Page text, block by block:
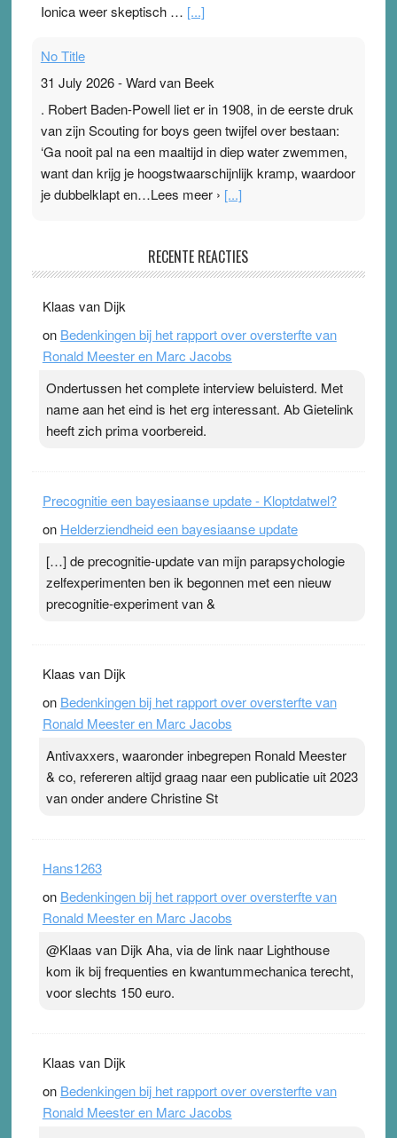
Ionica weer skeptisch … [...]
No Title
31 July 2026-Ward van Beek
. Robert Baden-Powell liet er in 1908, in de eerste druk
van zijn Scouting for boys geen twijfel over bestaan:
‘Ga nooit pal na een maaltijd in diep water zwemmen,
want dan krijg je hoogstwaarschijnlijk kramp, waardoor
je dubbelklapt en…Lees meer › [...]
Ward van Beek
topsporters. Ze hopen ermee hun hartslag te verlagen
terwijl ze meer zuurstof opnemen. Daarop heeft zo’n
pleister geen effect. Maar het gevoel ‘makkelijker te
Pleisterplakkers in de topspsort ›[...]
RECENTE REACTIES
Klaas van Dijk
on Bedenkingen bij het rapport over oversterfte van
Ronald Meester en Marc Jacobs
Ondertussen het complete interview beluisterd. Met
name aan het eind is het erg interessant. Ab Gietelink
heeft zich prima voorbereid.
Precognitie een bayesiaanse update - Kloptdatwel?
on Helderziendheid een bayesiaanse update
[…] de precognitie-update van mijn parapsychologie
zelfexperimenten ben ik begonnen met een nieuw
precognitie-experiment van &
Klaas van Dijk
on Bedenkingen bij het rapport over oversterfte van
Ronald Meester en Marc Jacobs
Antivaxxers, waaronder inbegrepen Ronald Meester
& co, refereren altijd graag naar een publicatie uit 2023
van onder andere Christine St
Hans1263
on Bedenkingen bij het rapport over oversterfte van
Ronald Meester en Marc Jacobs
@Klaas van Dijk Aha, via de link naar Lighthouse
kom ik bij frequenties en kwantummechanica terecht,
voor slechts 150 euro.
Klaas van Dijk
on Bedenkingen bij het rapport over oversterfte van
Ronald Meester en Marc Jacobs